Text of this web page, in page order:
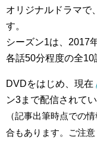
オリジナルドラマで
す。
シーズン1は、2017
各話50分程度の全10
DVDをはじめ、現在
ン3まで配信されてい
（記事出筆時点での
合もあります。ご注意